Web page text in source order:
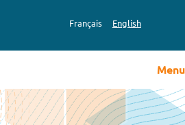
Français English
Menu